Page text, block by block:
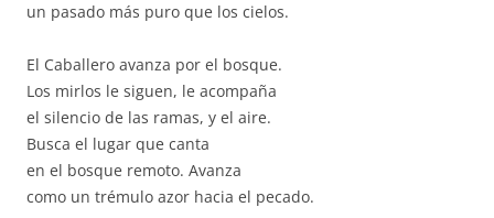
un pasado más puro que los cielos.
El Caballero avanza por el bosque.
Los mirlos le siguen, le acompaña
el silencio de las ramas, y el aire.
Busca el lugar que canta
en el bosque remoto. Avanza
como un trémulo azor hacia el pecado.